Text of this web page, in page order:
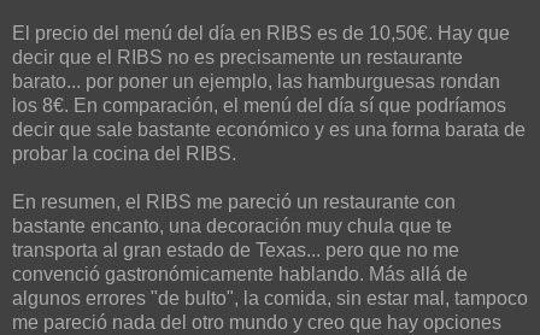
El precio del menú del día en RIBS es de 10,50€. Hay que
decir que el RIBS no es precisamente un restaurante
barato... por poner un ejemplo, las hamburguesas rondan
los 8€. En comparación, el menú del día sí que podríamos
decir que sale bastante económico y es una forma barata de
probar la cocina del RIBS.
En resumen, el RIBS me pareció un restaurante con
bastante encanto, una decoración muy chula que te
transporta al gran estado de Texas... pero que no me
convenció gastronómicamente hablando. Más allá de
algunos errores "de bulto", la comida, sin estar mal, tampoco
me pareció nada del otro mundo y creo que hay opciones